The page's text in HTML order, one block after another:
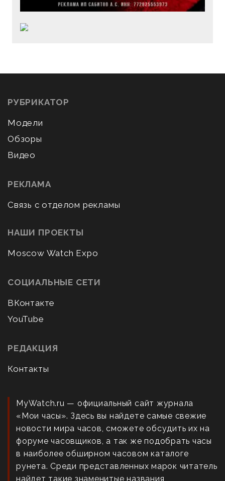
РУБРИКАТОР
Модели
Обзоры
Видео
РЕКЛАМА
Связь с отделом рекламы
НАШИ ПРОЕКТЫ
Moscow Watch Expo
СОЦИАЛЬНЫЕ СЕТИ
ВКонтакте
YouTube
РЕДАКЦИЯ
Контакты
MyWatch.ru — официальный сайт журнала
«Мои часы». Здесь вы найдете самые свежие
новости мира часов, сможете обсудить их на
форуме часовщиков, а так же подобрать часы
в наиболее обширном часовом каталоге
рунета. Среди представленных марок читатель
найдет такие знаменитые названия